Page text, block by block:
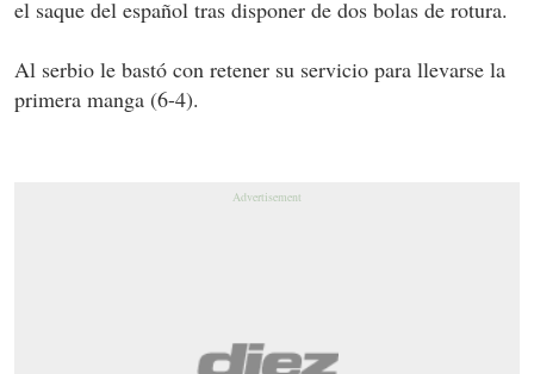
el saque del español tras disponer de dos bolas de rotura.
Al serbio le bastó con retener su servicio para llevarse la
primera manga (6-4).